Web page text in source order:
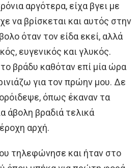
αργότερα, είχα βγει με
να βρίσκεται και αυτός στην
όταν τον είδα εκεί, αλλά
ευγενικός και γλυκός.
βράδυ καθόταν επί μία ώρα
για τον πρώην μου. Δε
όπως έκαναν τα
άβολη βραδιά τελικά
αρχή.
τηλεφώνησε και ήταν στο